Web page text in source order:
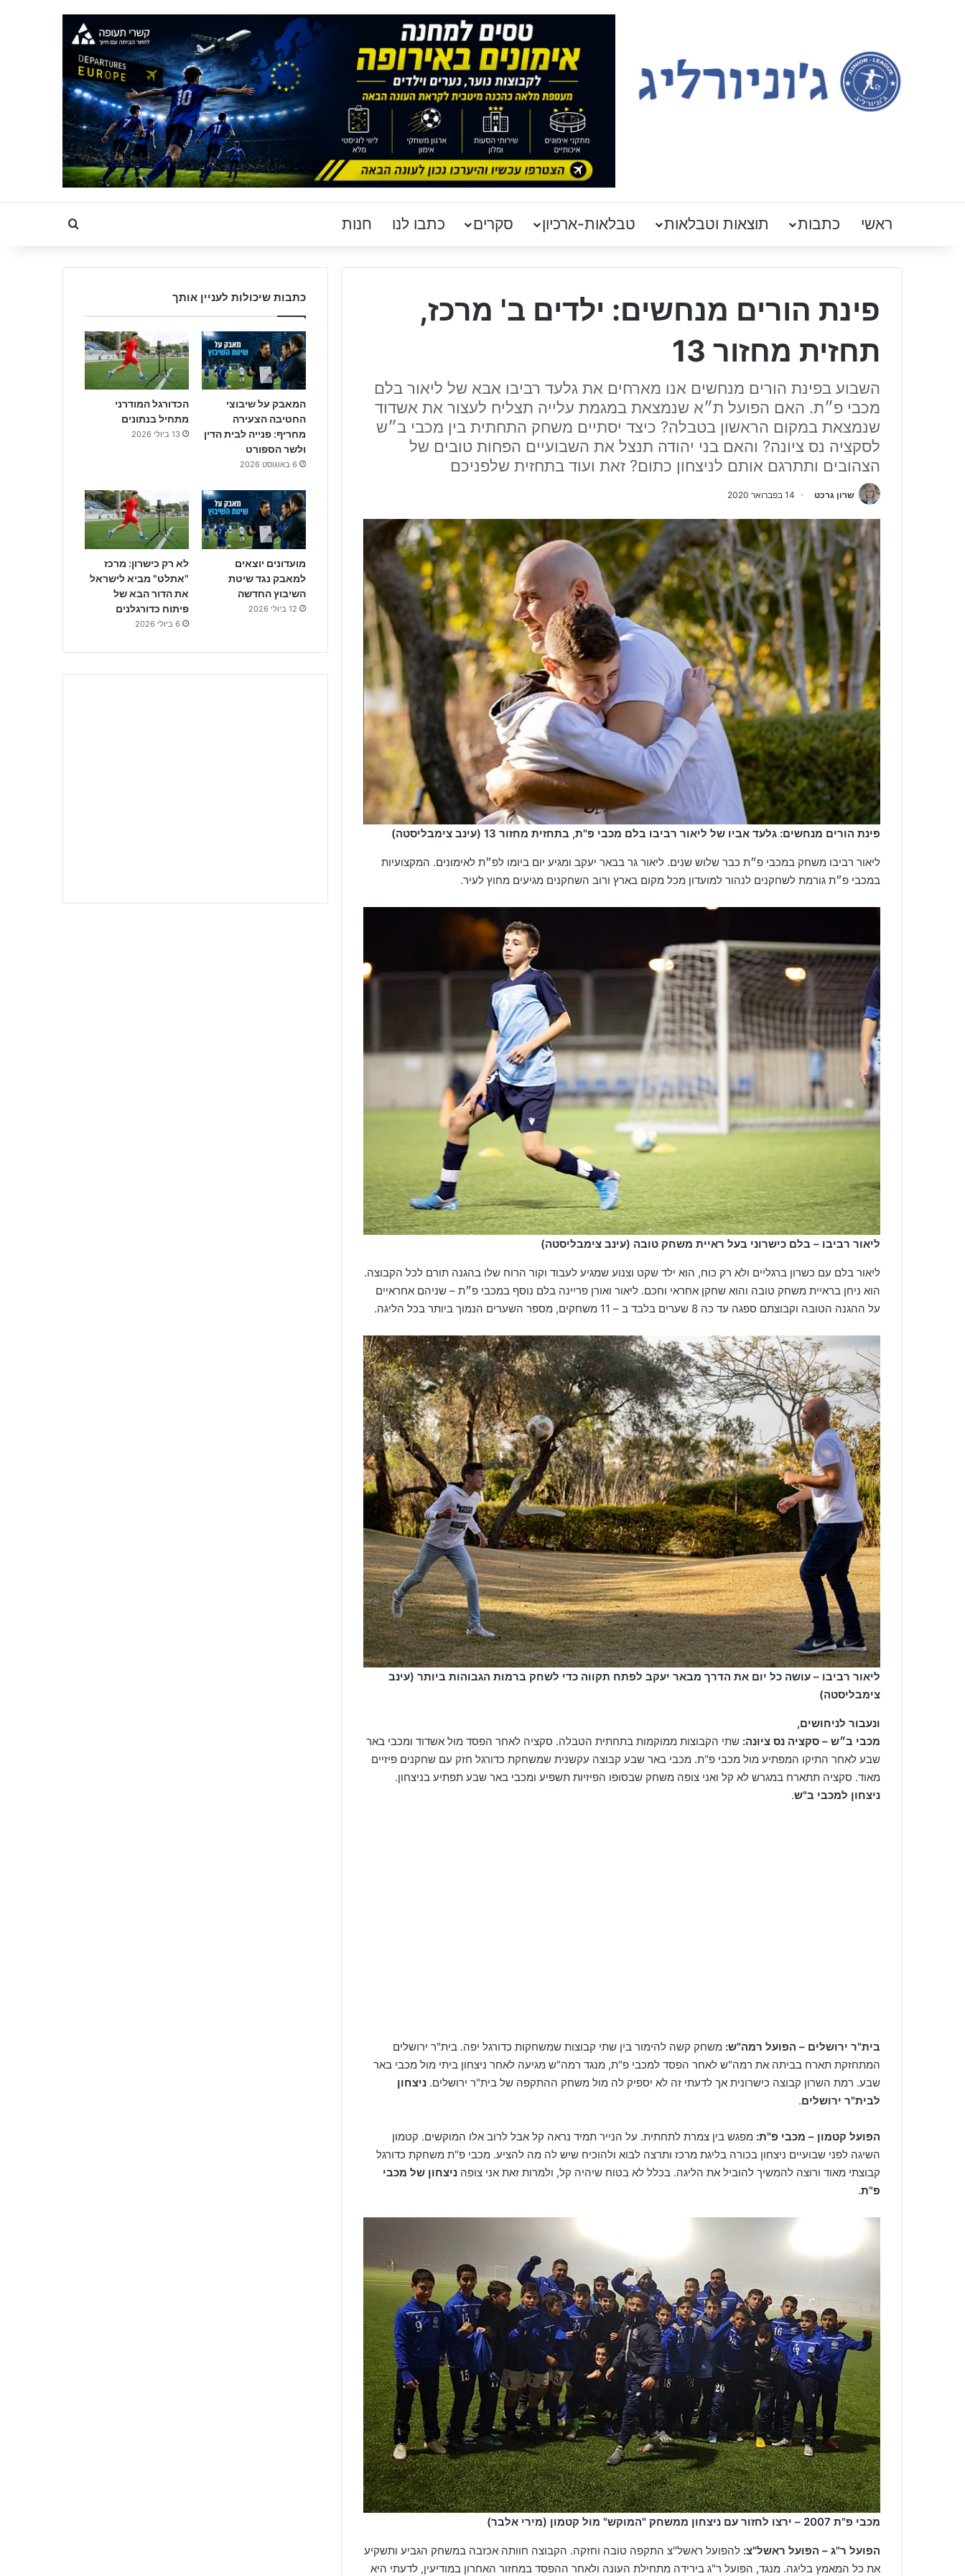
ראשי כתבות תוצאות וטבלאות טבלאות-ארכיון סקרים כתבו לנו חנות Search for
פינת הורים מנחשים: ילדים ב' מרכז,
תחזית מחזור 13
השבוע בפינת הורים מנחשים אנו מארחים את גלעד רביבו אבא של ליאור בלם
מכבי פ״ת. האם הפועל ת״א שנמצאת במגמת עלייה תצליח לעצור את אשדוד
שנמצאת במקום הראשון בטבלה? כיצד יסתיים משחק התחתית בין מכבי ב״ש
לסקציה נס ציונה? והאם בני יהודה תנצל את השבועיים הפחות טובים של
הצהובים ותתרגם אותם לניצחון כתום? זאת ועוד בתחזית שלפניכם
שרון גרכט 14 בפברואר 2020
פינת הורים מנחשים: גלעד אביו של ליאור רביבו בלם מכבי פ"ת, בתחזית מחזור 13 (עינב צימבליסטה)
ליאור רביבו משחק במכבי פ״ת כבר שלוש שנים. ליאור גר בבאר יעקב ומגיע יום ביומו לפ״ת לאימונים. המקצועיות
במכבי פ״ת גורמת לשחקנים לנהור למועדון מכל מקום בארץ ורוב השחקנים מגיעים מחוץ לעיר.
ליאור רביבו – בלם כישרוני בעל ראיית משחק טובה (עינב צימבליסטה)
ליאור בלם עם כשרון ברגליים ולא רק כוח, הוא ילד שקט וצנוע שמגיע לעבוד וקור הרוח שלו בהגנה תורם לכל הקבוצה.
הוא ניחן בראיית משחק טובה והוא שחקן אחראי וחכם. ליאור ואורן פריינה בלם נוסף במכבי פ״ת – שניהם אחראיים
על ההגנה הטובה וקבוצתם ספגה עד כה 8 שערים בלבד ב – 11 משחקים, מספר השערים הנמוך ביותר בכל הליגה.
ליאור רביבו – עושה כל יום את הדרך מבאר יעקב לפתח תקווה כדי לשחק ברמות הגבוהות ביותר (עינב
צימבליסטה)
ונעבור לניחושים,
מכבי ב״ש – סקציה נס ציונה: שתי הקבוצות ממוקמות בתחתית הטבלה. סקציה לאחר הפסד מול אשדוד ומכבי באר
שבע לאחר התיקו המפתיע מול מכבי פ"ת. מכבי באר שבע קבוצה עקשנית שמשחקת כדורגל חזק עם שחקנים פיזיים
מאוד. סקציה תתארח במגרש לא קל ואני צופה משחק שבסופו הפיזיות תשפיע ומכבי באר שבע תפתיע בניצחון.
ניצחון למכבי ב"ש.
בית"ר ירושלים – הפועל רמה"ש: משחק קשה להימור בין שתי קבוצות שמשחקות כדורגל יפה. בית"ר ירושלים
המתחזקת תארח בביתה את רמה"ש לאחר הפסד למכבי פ"ת, מנגד רמה"ש מגיעה לאחר ניצחון ביתי מול מכבי באר
שבע. רמת השרון קבוצה כישרונית אך לדעתי זה לא יספיק לה מול משחק ההתקפה של בית"ר ירושלים. ניצחון
לבית"ר ירושלים.
הפועל קטמון – מכבי פ"ת: מפגש בין צמרת לתחתית. על הנייר תמיד נראה קל אבל לרוב אלו המוקשים. קטמון
השיגה לפני שבועיים ניצחון בכורה בליגת מרכז ותרצה לבוא ולהוכיח שיש לה מה להציע. מכבי פ"ת משחקת כדורגל
קבוצתי מאוד ורוצה להמשיך להוביל את הליגה. בכלל לא בטוח שיהיה קל, ולמרות זאת אני צופה ניצחון של מכבי
פ"ת.
מכבי פ"ת 2007 – ירצו לחזור עם ניצחון ממשחק "המוקש" מול קטמון (מירי אלבר)
הפועל ר"ג – הפועל ראשל"צ: להפועל ראשל"צ התקפה טובה וחזקה. הקבוצה חוותה אכזבה במשחק הגביע ותשקיע
את כל המאמץ בליגה. מנגד, הפועל ר"ג בירידה מתחילת העונה ולאחר ההפסד במחזור האחרון במודיעין, לדעתי היא
כתבות שיכולות לעניין אותך
המאבק על שיבוצי
החטיבה הצעירה
מחריף: פנייה לבית הדין
ולשר הספורט
6 באוגוסט 2026
הכדורגל המודרני
מתחיל בנתונים
13 ביולי 2026
מועדונים יוצאים
למאבק נגד שיטת
השיבוץ החדשה
12 ביולי 2026
לא רק כישרון: מרכז
"אתלט" מביא לישראל
את הדור הבא של
פיתוח כדורגלנים
6 ביולי 2026